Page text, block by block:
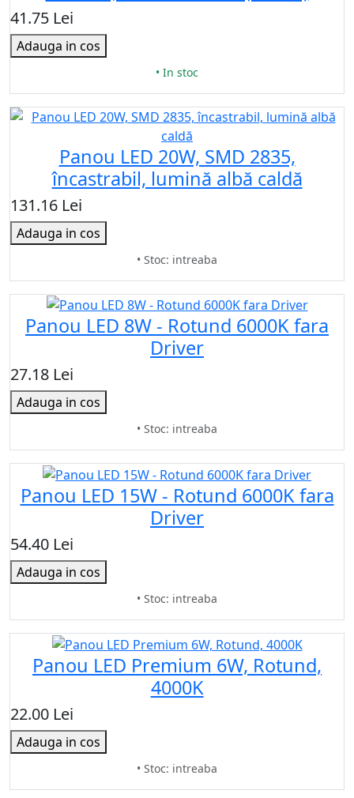
41.75 Lei
Adauga in cos
• In stoc
Panou LED 20W, SMD 2835,
încastrabil, lumină albă caldă
131.16 Lei
Adauga in cos
• Stoc: intreaba
Panou LED 8W - Rotund 6000K fara
Driver
27.18 Lei
Adauga in cos
• Stoc: intreaba
Panou LED 15W - Rotund 6000K fara
Driver
54.40 Lei
Adauga in cos
• Stoc: intreaba
Panou LED Premium 6W, Rotund,
4000K
22.00 Lei
Adauga in cos
• Stoc: intreaba